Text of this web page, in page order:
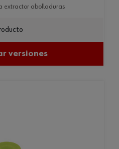
extractor abolladuras
versiones